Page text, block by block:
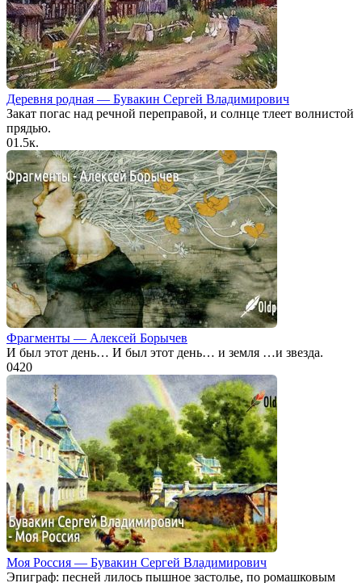
Деревня родная — Бувакин Сергей Владимирович
Закат погас над речной переправой, и солнце тлеет волнистой
прядью.
01.5к.
Фрагменты — Алексей Борычев
И был этот день… И был этот день… и земля …и звезда.
0420
Моя Россия — Бувакин Сергей Владимирович
Эпиграф: песней лилось пышное застолье, по ромашковым